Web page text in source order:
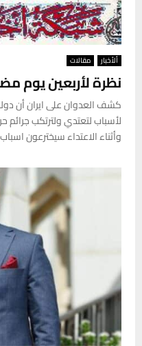
ألأخبار مقالات
نظرة لأربعين يوم
كشف العدوان على ايران أن دولة
لأسباب لتعتدي ولترتكب
وأثناء الاعتداء سيخترعون